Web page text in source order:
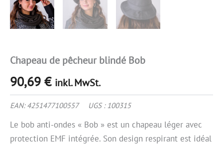
Chapeau de pêcheur blindé Bob
90,69 € inkl. MwSt.
EAN:4251477100557 UGS : 100315
Le bob anti-ondes « Bob » est un chapeau léger avec
protection EMF intégrée. Son design respirant est idéal